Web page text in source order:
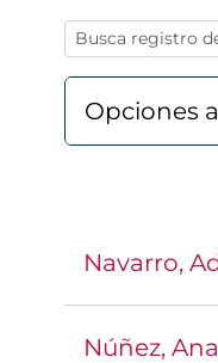
Opciones
Navarro,
Núñez,